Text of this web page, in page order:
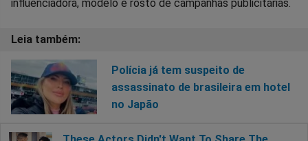
influenciadora, modelo e rosto de campanhas publicitárias.
Polícia já tem suspeito de
assassinato de brasileira em hotel
no Japão